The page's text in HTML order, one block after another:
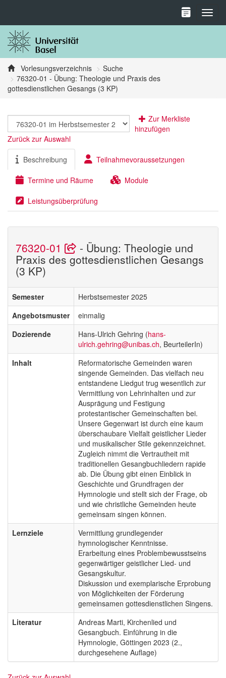
Vorlesungsverzeichnis
Suche
76320-01 - Übung: Theologie und Praxis des
gottesdienstlichen Gesangs (3 KP)
Zur Merkliste
hinzufügen
Zurück zur Auswahl
Beschreibung Teilnahmevoraussetzungen
Termine und Räume Module
Leistungsüberprüfung
76320-01 - Übung: Theologie und
Praxis des gottesdienstlichen Gesangs
(3 KP)
Semester
Herbstsemester 2025
Angebotsmuster
einmalig
Dozierende
Hans-Ulrich Gehring (hans-
ulrich.gehring@unibas.ch, BeurteilerIn)
Inhalt
Reformatorische Gemeinden waren
singende Gemeinden. Das vielfach neu
entstandene Liedgut trug wesentlich zur
Vermittlung von Lehrinhalten und zur
Ausprägung und Festigung
protestantischer Gemeinschaften bei.
Unsere Gegenwart ist durch eine kaum
überschaubare Vielfalt geistlicher Lieder
und musikalischer Stile gekennzeichnet.
Zugleich nimmt die Vertrautheit mit
traditionellen Gesangbuchliedern rapide
ab. Die Übung gibt einen Einblick in
Geschichte und Grundfragen der
Hymnologie und stellt sich der Frage, ob
und wie christliche Gemeinden heute
gemeinsam singen können.
Lernziele
Vermittlung grundlegender
hymnologischer Kenntnisse.
Erarbeitung eines Problembewusstseins
gegenwärtiger geistlicher Lied- und
Gesangskultur.
Diskussion und exemplarische Erprobung
von Möglichkeiten der Förderung
gemeinsamen gottesdienstlichen Singens.
Literatur
Andreas Marti, Kirchenlied und
Gesangbuch. Einführung in die
Hymnologie, Göttingen 2023 (2.,
durchgesehene Auflage)